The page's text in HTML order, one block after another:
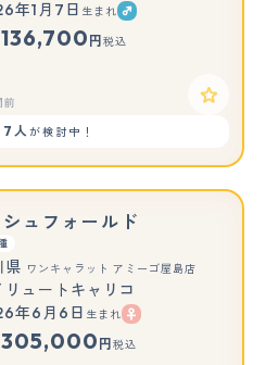
年1月7日 生まれ
136,700 円 税込
前
7人が検討中！
ュフォールド
県 ワンキャラット アミーゴ屋島店
リュートキャリコ
年6月6日 生まれ
305,000 円 税込